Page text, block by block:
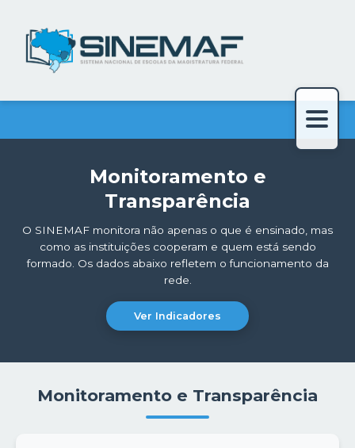
Monitoramento e
Transparência
O SINEMAF monitora não apenas o que é ensinado, mas
como as instituições cooperam e quem está sendo
formado. Os dados abaixo refletem o funcionamento da
rede.
Ver Indicadores
Monitoramento e Transparência